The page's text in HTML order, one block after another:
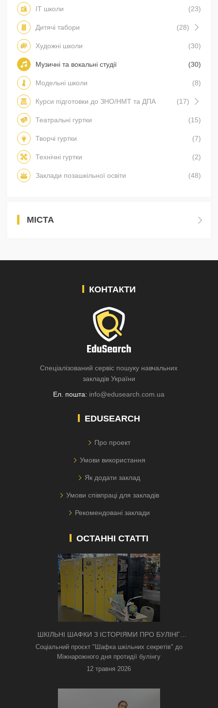
IT школи (23)
Дитячі табори (28)
Художні школи (30)
Музичні та вокальні студії (30)
Модельні школи (8)
Курси підготовки до ЗНО/НМТ та ДПА (17)
Театральні гуртки (15)
Творчі гуртки (7)
Технічні гуртки (2)
Заклади позашкільної освіти (48)
МІСТА
КОНТАКТИ
Спеціалізований сервіс пошуку навчальних
закладів України
Ел. пошта: info@edusearch.com.ua
EDUSEARCH
Про проект
Умови використання
Як додати заклад
Умови співпраці для закладів
Рекомендовані заклади
ОСТАННІ СТАТТІ
ШКІЛЬНІ ШАФКИ З ІСТОРІЯМИ ПРО БУЛІНГ
З'ЯВИЛИСЯ В КИЄВІ
Соціальний проєкт "Шафка шкільних секретів" до
Міжнарожного дня протидії булінгу
12 травня 2026